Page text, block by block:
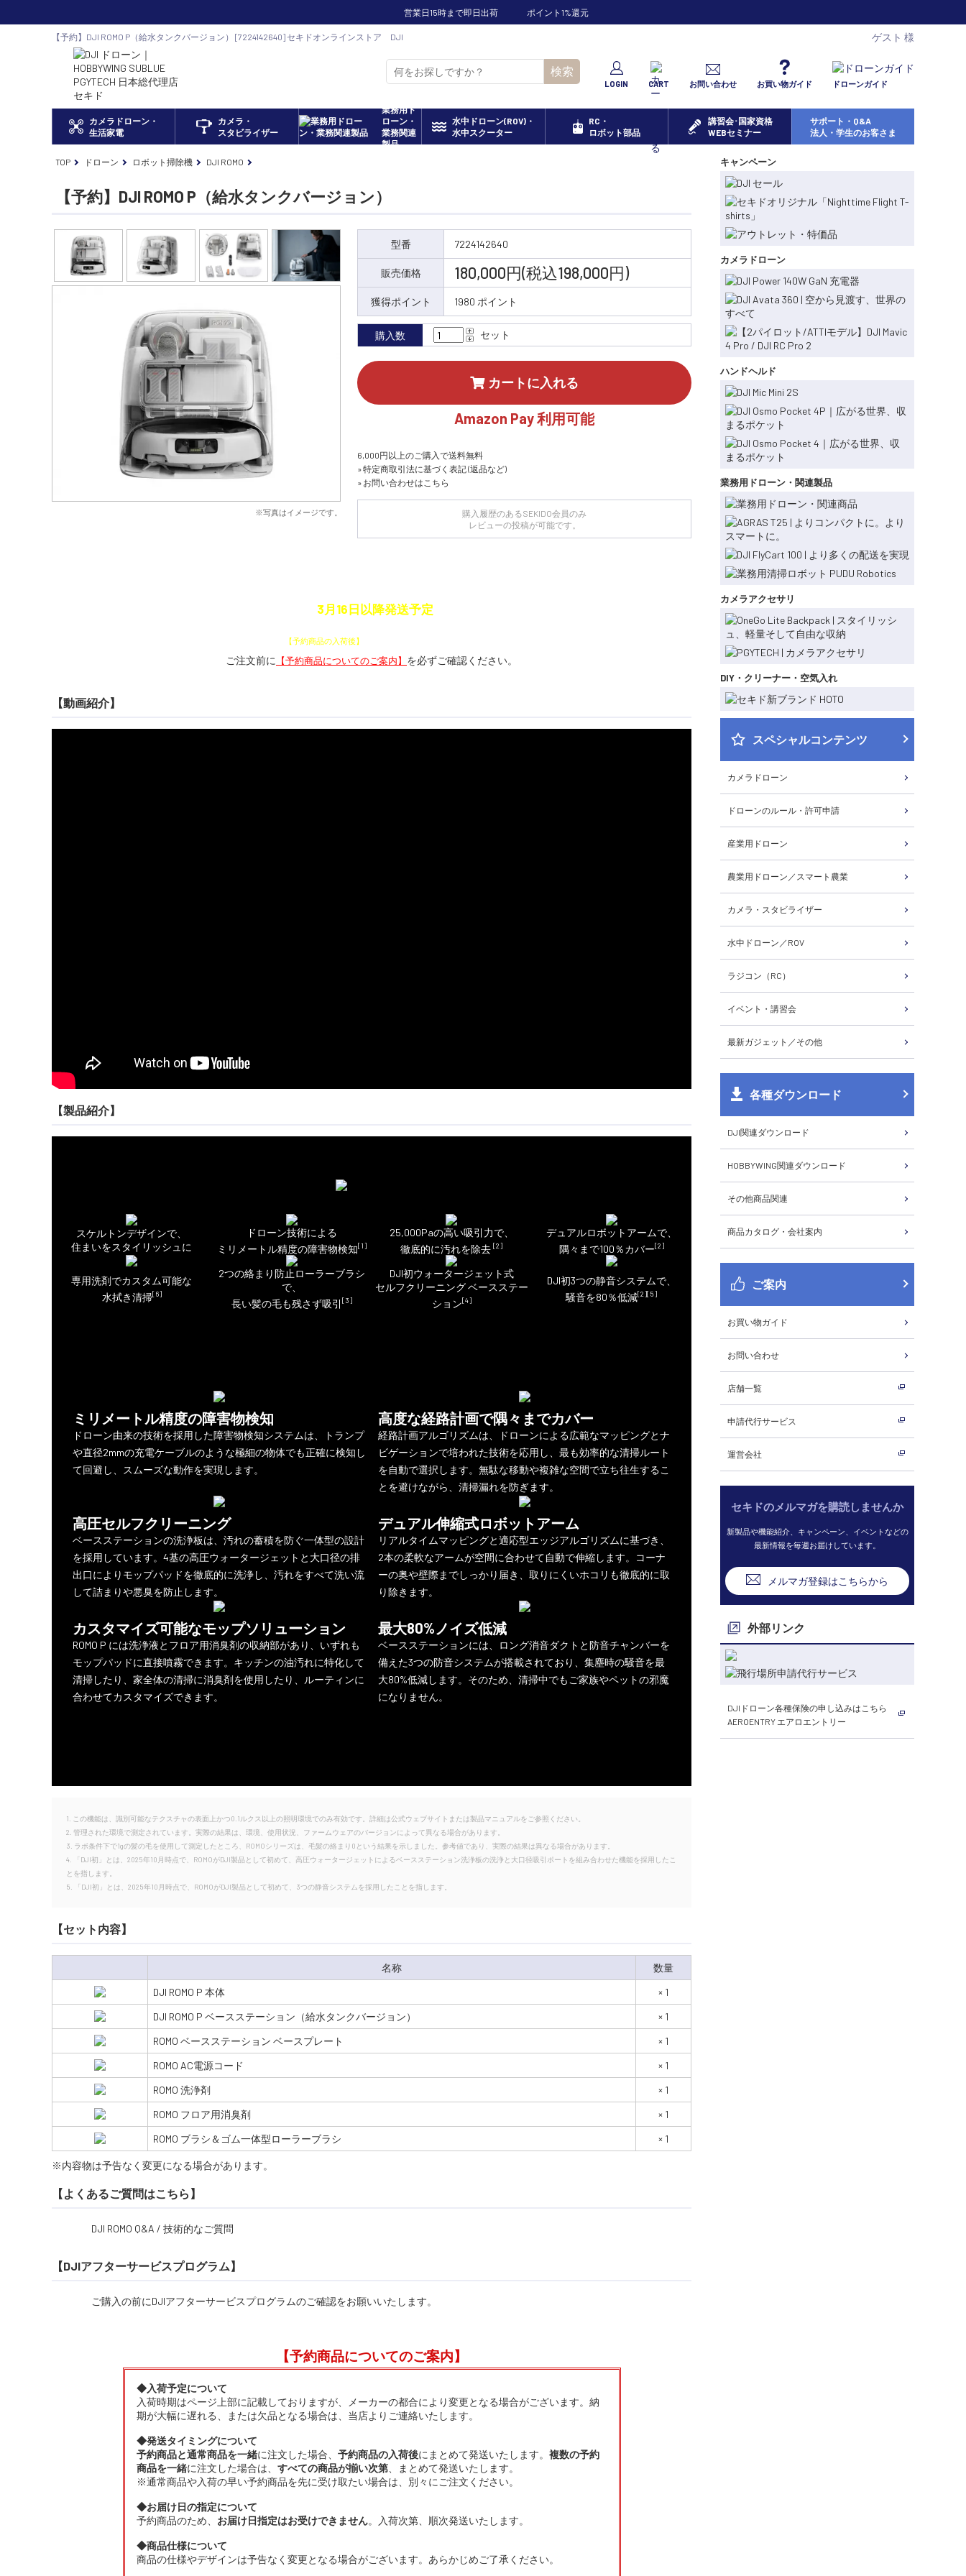
営業日15時まで即日出荷 ポイント1%還元
【予約】DJI ROMO P（給水タンクバージョン） [7224142640] セキドオンラインストア DJI
ドローン正規代理店
ゲスト 様
検索
LOGIN CART お問い合わせ お買い物ガイド ドローンガイド
カメラドローン・
生活家電
カメラ・
スタビライザー
業務用ド
ローン・
業務関連
製品
水中ドローン(ROV)・
水中スクーター
RC・
ロボット部品
講習会･国家資格
WEBセミナー
サポート・Q&A
法人・学生のお客さま
キャンペーン
カメラドローン
ハンドヘルド
業務用ドローン・関連製品
カメラアクセサリ
DIY・クリーナー・空気入れ
スペシャルコンテンツ
カメラドローン
ドローンのルール・許可申請
産業用ドローン
農業用ドローン／スマート農業
カメラ・スタビライザー
水中ドローン／ROV
ラジコン（RC）
イベント・講習会
最新ガジェット／その他
各種ダウンロード
DJI関連ダウンロード
HOBBYWING関連ダウンロード
その他商品関連
商品カタログ・会社案内
ご案内
お買い物ガイド
お問い合わせ
店舗一覧
申請代行サービス
運営会社
セキドのメルマガを購読しませんか
新製品や機能紹介、キャンペーン、イベントなどの
最新情報を毎週お届けしています。
メルマガ登録はこちらから
外部リンク
DJIドローン各種保険の申し込みはこちら
AEROENTRY エアロエントリー
TOP ドローン ロボット掃除機 DJI ROMO
【予約】DJI ROMO P（給水タンクバージョン）
※写真はイメージです。
型番 7224142640
販売価格 180,000円(税込198,000円)
獲得ポイント 1980 ポイント
購入数 セット
カートに入れる
Amazon Pay 利用可能
6,000円以上のご購入で送料無料
» 特定商取引法に基づく表記 (返品など)
» お問い合わせはこちら
購入履歴のあるSEKIDO会員のみ
レビューの投稿が可能です。
3月16日以降発送予定
【予約商品の入荷後】
ご注文前に 【予約商品についてのご案内】 を必ずご確認ください。
【動画紹介】
【製品紹介】
スケルトンデザインで、
住まいをスタイリッシュに
ドローン技術による
ミリメートル精度の障害物検知[1]
25,000Paの高い吸引力で、
徹底的に汚れを除去[2]
デュアルロボットアームで、
隅々まで100％カバー[2]
専用洗剤でカスタム可能な
水拭き清掃[6]
2つの絡まり防止ローラーブラシ
で、
長い髪の毛も残さず吸引 [3]
DJI初ウォータージェット式
セルフクリーニング ベースステー
ション[4]
DJI初3つの静音システムで、
騒音を80％低減[2][5]
ミリメートル精度の障害物検知
ドローン由来の技術を採用した障害物検知システムは、トランプ
や直径2mmの充電ケーブルのような極細の物体でも正確に検知し
て回避し、スムーズな動作を実現します。
高度な経路計画で隅々までカバー
経路計画アルゴリズムは、ドローンによる広範なマッピングとナ
ビゲーションで培われた技術を応用し、最も効率的な清掃ルート
を自動で選択します。無駄な移動や複雑な空間で立ち往生するこ
とを避けながら、清掃漏れを防ぎます。
高圧セルフクリーニング
ベースステーションの洗浄板は、汚れの蓄積を防ぐ一体型の設計
を採用しています。4基の高圧ウォータージェットと大口径の排
出口によりモップパッドを徹底的に洗浄し、汚れをすべて洗い流
して詰まりや悪臭を防止します。
デュアル伸縮式ロボットアーム
リアルタイムマッピングと適応型エッジアルゴリズムに基づき、
2本の柔軟なアームが空間に合わせて自動で伸縮します。コーナ
ーの奥や壁際までしっかり届き、取りにくいホコリも徹底的に取
り除きます。
カスタマイズ可能なモップソリューション
ROMO P には洗浄液とフロア用消臭剤の収納部があり、いずれも
モップパッドに直接噴霧できます。キッチンの油汚れに特化して
清掃したり、家全体の清掃に消臭剤を使用したり、ルーティンに
合わせてカスタマイズできます。
最大80%ノイズ低減
ベースステーションには、ロング消音ダクトと防音チャンバーを
備えた3つの防音システムが搭載されており、集塵時の騒音を最
大80%低減します。そのため、清掃中でもご家族やペットの邪魔
になりません。
1. この機能は、識別可能なテクスチャの表面上かつ0.1ルクス以上の照明環境でのみ有効です。詳細は公式ウェブサイトまたは製品マニュアルをご参照ください。
2. 管理された環境で測定されています。実際の結果は、環境、使用状況、ファームウェアのバージョンによって異なる場合があります。
3. ラボ条件下で1gの髪の毛を使用して測定したところ、ROMOシリーズは、毛髪の絡まり0という結果を示しました。参考値であり、実際の結果は異なる場合があります。
4. 「DJI初」とは、2025年10月時点で、ROMOがDJI製品として初めて、高圧ウォータージェットによるベースステーション洗浄板の洗浄と大口径吸引ポートを組み合わせた機能を採用したこ
とを指します。
5. 「DJI初」とは、2025年10月時点で、ROMOがDJI製品として初めて、3つの静音システムを採用したことを指します。
【セット内容】
名称
数量
DJI ROMO P 本体
× 1
DJI ROMO P ベースステーション（給水タンクバージョン）
× 1
ROMO ベースステーション ベースプレート
× 1
ROMO AC電源コード
× 1
ROMO 洗浄剤
× 1
ROMO フロア用消臭剤
× 1
ROMO ブラシ＆ゴム一体型ローラーブラシ
× 1
※内容物は予告なく変更になる場合があります。
【よくあるご質問はこちら】
DJI ROMO Q&A / 技術的なご質問
【DJIアフターサービスプログラム】
ご購入の前にDJIアフターサービスプログラムのご確認をお願いいたします。
【予約商品についてのご案内】
◆入荷予定について
入荷時期はページ上部に記載しておりますが、メーカーの都合により変更となる場合がございます。納
期が大幅に遅れる、または欠品となる場合は、当店よりご連絡いたします。
◆発送タイミングについて
予約商品と通常商品を一緒に注文した場合、 予約商品の入荷後にまとめて発送いたします。 複数の予約
商品を一緒に注文した場合は、 すべての商品が揃い次第、まとめて発送いたします。
※通常商品や入荷の早い予約商品を先に受け取たい場合は、別々にご注文ください。
◆お届け日の指定について
予約商品のため、 お届け日指定はお受けできません。入荷次第、順次発送いたします。
◆商品仕様について
商品の仕様やデザインは予告なく変更となる場合がございます。あらかじめご了承ください。